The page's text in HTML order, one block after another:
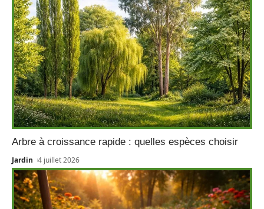
Arbre à croissance rapide : quelles espèces choisir
Jardin 4 juillet 2026